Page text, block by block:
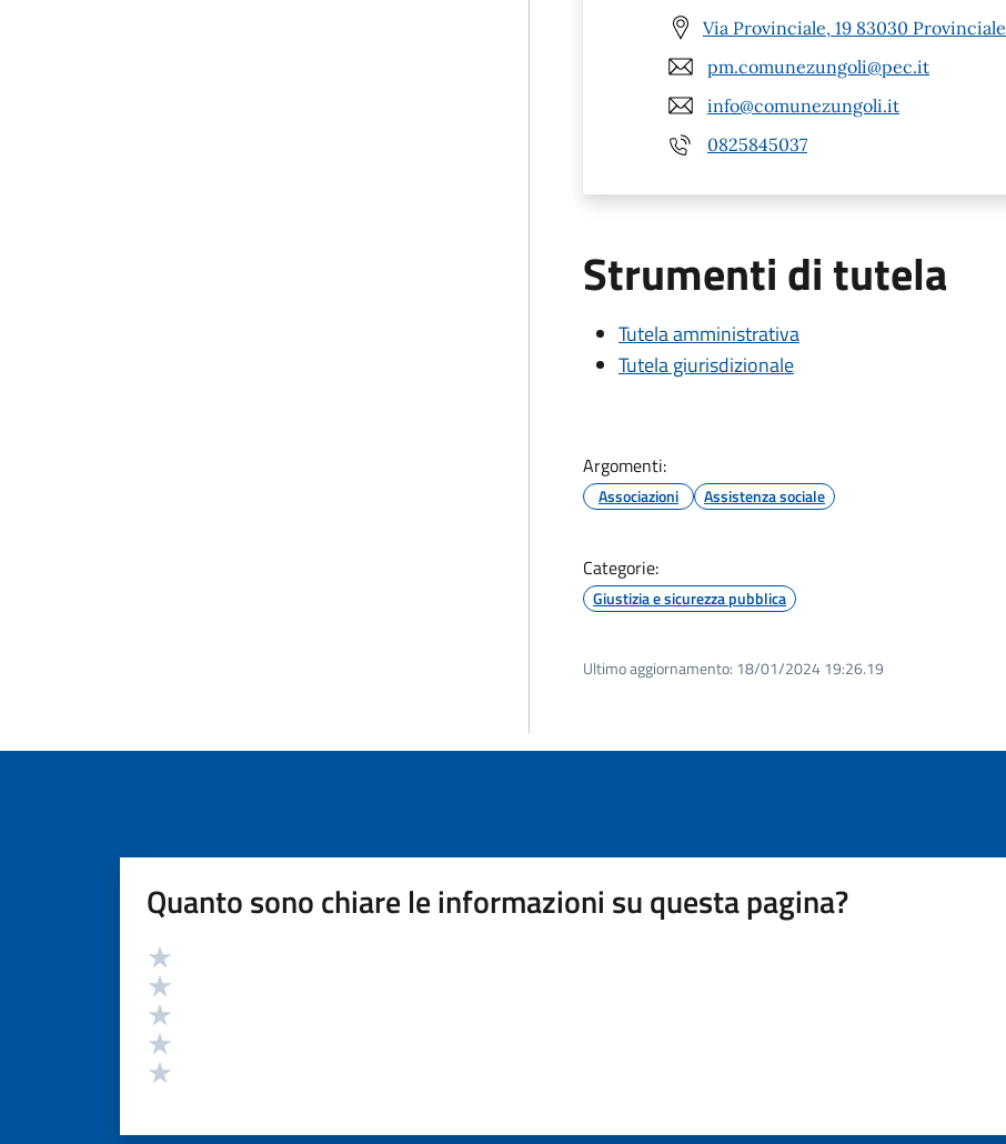
Via Provinciale, 19 83030
pm.comunezungoli@pec.it
info@comunezungoli.it
0825845037
Strumenti di tutela
Tutela amministrativa
Tutela giurisdizionale
Argomenti:
Associazioni Assistenza sociale
Categorie:
Giustizia e sicurezza pubblica
Ultimo aggiornamento: 18/01/2024 19:26.19
Quanto sono chiare le informazioni su questa pagina?
Valutazione